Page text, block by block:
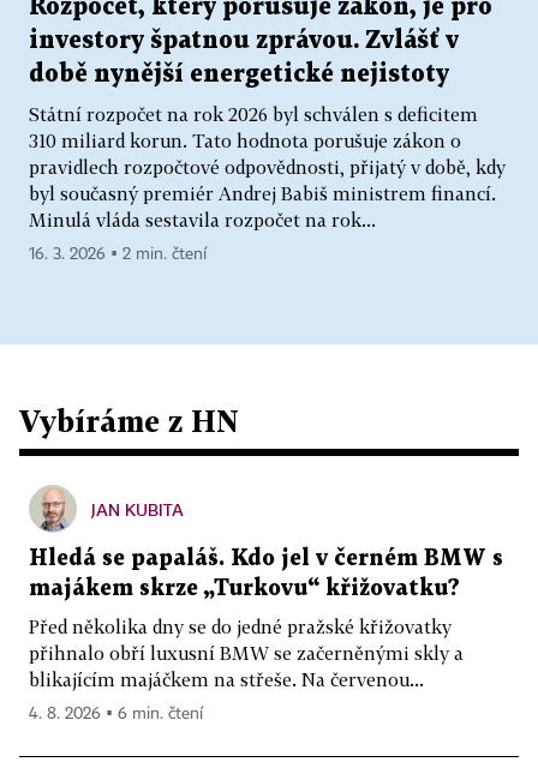
Rozpočet, který porušuje zákon, je pro
investory špatnou zprávou. Zvlášť v
době nynější energetické nejistoty
Státní rozpočet na rok 2026 byl schválen s deficitem
310 miliard korun. Tato hodnota porušuje zákon o
pravidlech rozpočtové odpovědnosti, přijatý v době, kdy
byl současný premiér Andrej Babiš ministrem financí.
Minulá vláda sestavila rozpočet na rok...
16. 3. 2026 ▪ 2 min. čtení
Vybíráme z HN
JAN KUBITA
Hledá se papaláš. Kdo jel v černém BMW s
majákem skrze „Turkovu“ křižovatku?
Před několika dny se do jedné pražské křižovatky
přihnalo obří luxusní BMW se začerněnými skly a
blikajícím majáčkem na střeše. Na červenou...
4. 8. 2026 ▪ 6 min. čtení